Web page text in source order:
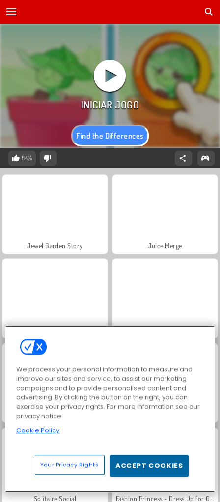
Find the Differences
84%
Jewel Garden Story Juice Merge
Grand Mahjong Connect Trollface Quest: USA 2
Masha and the Bear: Meadows
Solitaire Social Fashion Princess - Dress Up for Girls
We process your personal information to measure and
improve our sites and service, to assist our marketing
campaigns and to provide personalised content and
advertising. By clicking the button on the right, you can
exercise your privacy rights. For more information see our
privacy notice
Cookie Policy
Your Privacy Rights ACCEPT COOKIES